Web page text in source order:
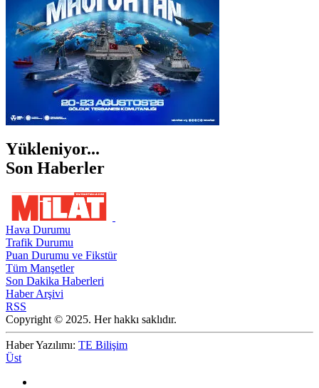
Yükleniyor...
Son Haberler
Hava Durumu
Trafik Durumu
Puan Durumu ve Fikstür
Tüm Manşetler
Son Dakika Haberleri
Haber Arşivi
RSS
Copyright © 2025. Her hakkı saklıdır.
Haber Yazılımı: TE Bilişim
Üst